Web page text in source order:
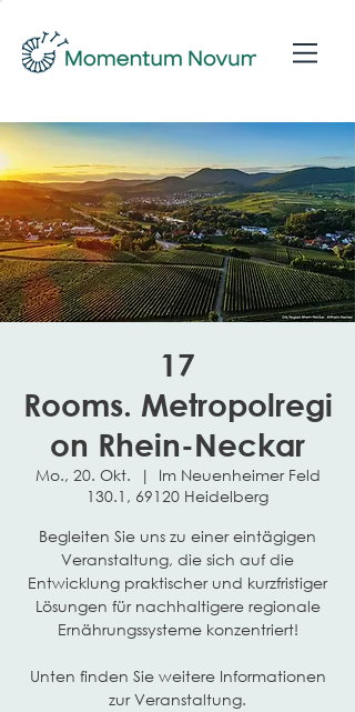
17
Rooms. Metropolregi
on Rhein-Neckar
Mo., 20. Okt.
  |
Im Neuenheimer Feld
130.1, 69120 Heidelberg
Begleiten Sie uns zu einer eintägigen
Veranstaltung, die sich auf die
Entwicklung praktischer und kurzfristiger
Lösungen für nachhaltigere regionale
Ernährungssysteme konzentriert!
Unten finden Sie weitere Informationen
zur Veranstaltung.